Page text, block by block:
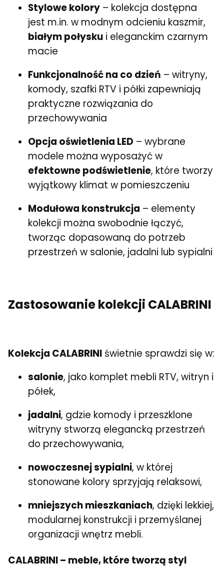
Stylowe kolory – kolekcja dostępna
jest m.in. w modnym odcieniu kaszmir,
białym połysku i eleganckim czarnym
macie
Funkcjonalność na co dzień – witryny,
komody, szafki RTV i półki zapewniają
praktyczne rozwiązania do
przechowywania
Opcja oświetlenia LED – wybrane
modele można wyposażyć w
efektowne podświetlenie, które tworzy
wyjątkowy klimat w pomieszczeniu
Modułowa konstrukcja – elementy
kolekcji można swobodnie łączyć,
tworząc dopasowaną do potrzeb
przestrzeń w salonie, jadalni lub sypialni
Zastosowanie kolekcji CALABRINI
Kolekcja CALABRINI świetnie sprawdzi się w:
salonie, jako komplet mebli RTV, witryn i
półek,
jadalni, gdzie komody i przeszklone
witryny stworzą elegancką przestrzeń
do przechowywania,
nowoczesnej sypialni, w której
stonowane kolory sprzyjają relaksowi,
mniejszych mieszkaniach, dzięki lekkiej,
modularnej konstrukcji i przemyślanej
organizacji wnętrz mebli.
CALABRINI – meble, które tworzą styl